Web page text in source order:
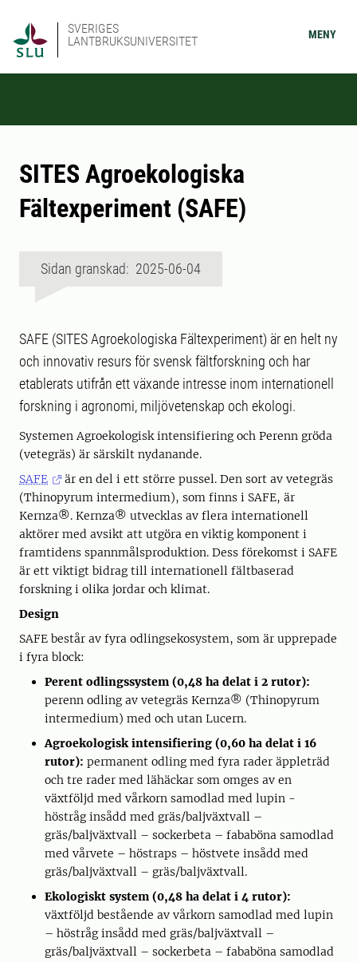
SVERIGES
LANTBRUKSUNIVERSITET
MENY
SITES Agroekologiska
Fältexperiment (SAFE)
Sidan granskad: 2025-06-04
SAFE (SITES Agroekologiska Fältexperiment) är en helt ny
och innovativ resurs för svensk fältforskning och har
etablerats utifrån ett växande intresse inom internationell
forskning i agronomi, miljövetenskap och ekologi.
Systemen Agroekologisk intensifiering och Perenn gröda
(vetegräs) är särskilt nydanande.
SAFE
är en del i ett större pussel. Den sort av vetegräs
(Thinopyrum intermedium), som finns i SAFE, är
Kernza®. Kernza® utvecklas av flera internationell
aktörer med avsikt att utgöra en viktig komponent i
framtidens spannmålsproduktion. Dess förekomst i SAFE
är ett viktigt bidrag till internationell fältbaserad
forskning i olika jordar och klimat.
Design
SAFE består av fyra odlingsekosystem, som är upprepade
i fyra block:
Perent odlingssystem (0,48 ha delat i 2 rutor):
perenn odling av vetegräs Kernza® (Thinopyrum
intermedium) med och utan Lucern.
Agroekologisk intensifiering (0,60 ha delat i 16
rutor): permanent odling med fyra rader äppleträd
och tre rader med lähäckar som omges av en
växtföljd med vårkorn samodlad med lupin -
höstråg insådd med gräs/baljväxtvall –
gräs/baljväxtvall – sockerbeta – fababöna samodlad
med vårvete – höstraps – höstvete insådd med
gräs/baljväxtvall – gräs/baljväxtvall.
Ekologiskt system (0,48 ha delat i 4 rutor):
växtföljd bestående av vårkorn samodlad med lupin
– höstråg insådd med gräs/baljväxtvall –
gräs/baljväxtvall – sockerbeta – fababöna samodlad